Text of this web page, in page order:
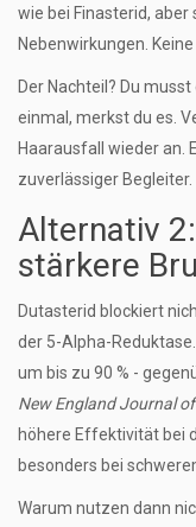
wie bei Finasterid, aber
Nebenwirkungen.
Der Nachteil? Du
einmal, merkst du es.
Haarausfall wieder an.
zuverlässiger Begleiter.
Alternativ
stärkere
Dutasterid blockiert
der 5-Alpha-
um bis zu 90 % -
New England Journal
höhere Effektivität bei
besonders bei
Warum nutzen dann